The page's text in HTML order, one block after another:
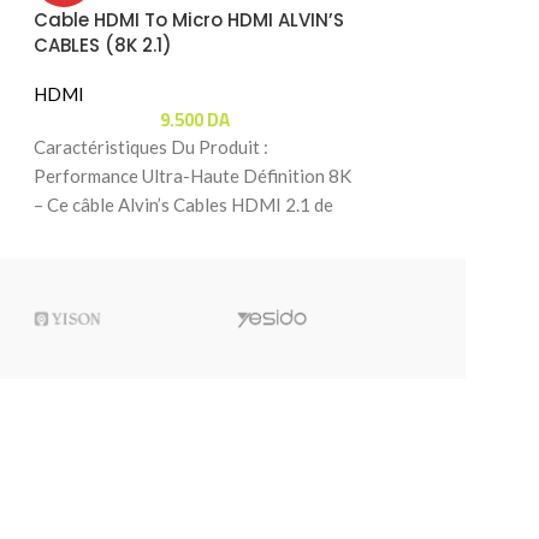
Cable HDMI To Micro HDMI ALVIN’S
CABLES (8K 2.1)
HDMI
9.500DA
Caractéristiques Du Produit :
Performance Ultra-Haute Définition 8K
– Ce câble Alvin’s Cables HDMI 2.1 de